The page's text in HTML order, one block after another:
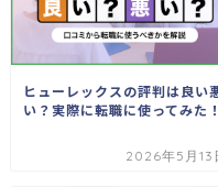
ヒューレックスの評判は良い
い？実際に転職に使ってみた！
2026年5月13